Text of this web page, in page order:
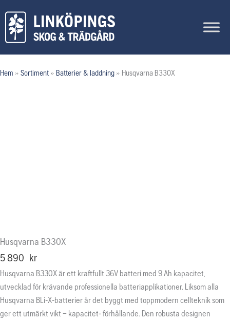
innehåll
Hem » Sortiment » Batterier & laddning » Husqvarna B330X
Husqvarna B330X
5 890 kr
Husqvarna B330X är ett kraftfullt 36V batteri med 9 Ah kapacitet,
utvecklad för krävande professionella batteriapplikationer. Liksom alla
Husqvarna BLi-X-batterier är det byggt med toppmodern cellteknik som
ger ett utmärkt vikt – kapacitet- förhållande. Den robusta designen